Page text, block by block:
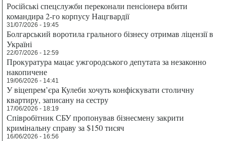
Російські спецслужби переконали пенсіонера вбити
командира 2-го корпусу Нацгвардії
31/07/2026 - 19:45
Болгарський воротила грального бізнесу отримав ліцензії в
Україні
22/07/2026 - 12:59
Прокуратура мацає ужгородського депутата за незаконно
накопичене
19/06/2026 - 14:41
У віцепрем’єра Кулеби хочуть конфіскувати столичну
квартиру, записану на сестру
17/06/2026 - 18:19
Співробітник СБУ пропонував бізнесмену закрити
кримінальну справу за $150 тисяч
16/06/2026 - 16:56